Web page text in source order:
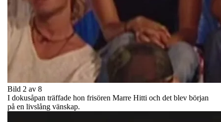
Bild 2 av 8
I dokusåpan träffade hon frisören Marre Hitti och det blev början
på en livslång vänskap.